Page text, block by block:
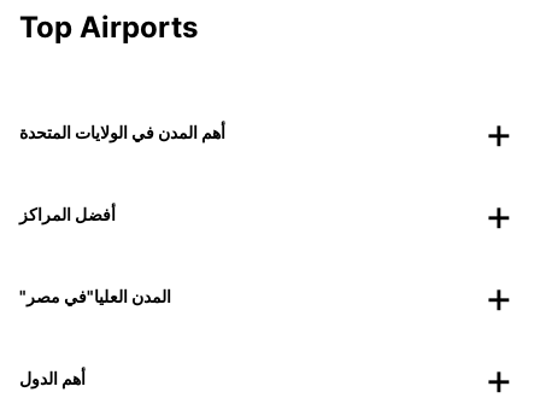
Top Airports
أهم المدن في الولايات المتحدة
أفضل المراكز
"المدن العليا"في مصر
أهم الدول